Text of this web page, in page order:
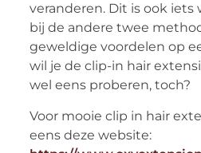
veranderen. Dit is ook
bij de andere twee
geweldige voordelen op
wil je de clip-in hair
wel eens proberen, toch?
Voor mooie clip in hair
eens deze website: